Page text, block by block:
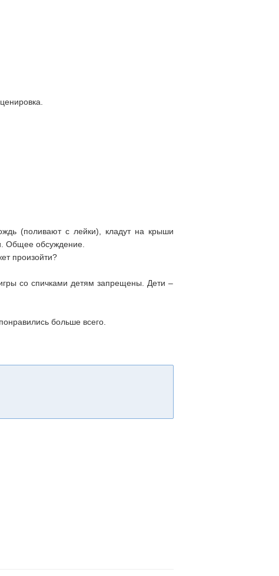
(поливают с лейки), кладут на крыши
Общее обсуждение.
произойти?
со спичками детям запрещены. Дети –
больше всего.